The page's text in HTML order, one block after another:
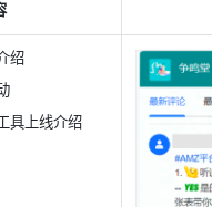
绍
具上线介绍